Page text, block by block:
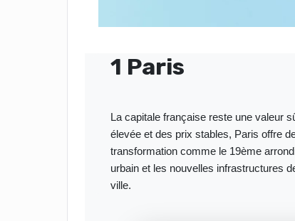
1 Paris
La capitale française reste une valeur
élevée et des prix stables, Paris offre
transformation comme le 19ème
urbain et les nouvelles infrastructures
ville.